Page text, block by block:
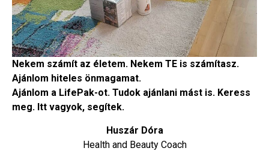
Nekem számít az életem. Nekem TE is számítasz.
Ajánlom hiteles önmagamat.
Ajánlom a LifePak-ot. Tudok ajánlani mást is. Keress
meg. Itt vagyok, segítek.
Huszár Dóra
Health and Beauty Coach